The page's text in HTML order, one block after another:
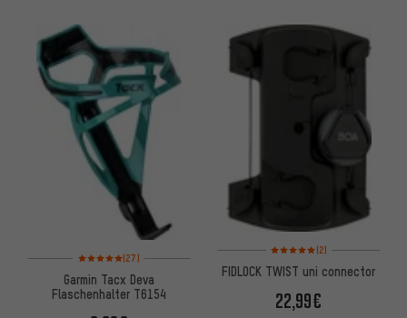
Bewertungen: 5 von 5 basierend auf 27 Bewertungen
(27)
Garmin Tacx Deva
Flaschenhalter T6154
Bewertungen: 5 von 5
(2)
FIDLOCK TWIST uni connector
22,99€